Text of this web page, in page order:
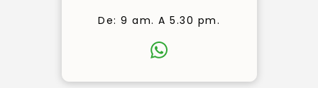
De: 9 am. A 5.30 pm.